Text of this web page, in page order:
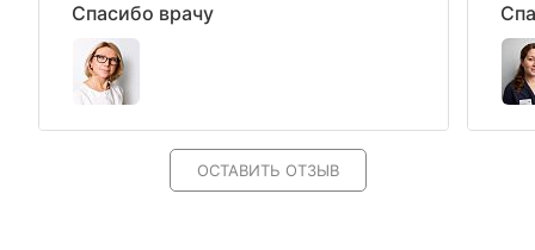
Спасибо врачу
ОСТАВИТЬ ОТЗЫВ